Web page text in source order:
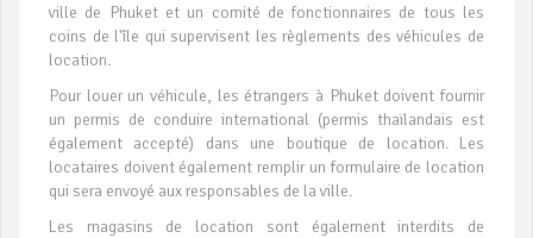
ville de Phuket et un comité de fonctionnaires de tous les
coins de l'île qui supervisent les règlements des véhicules de
location.
Pour louer un véhicule, les étrangers à Phuket doivent fournir
un permis de conduire international (permis thaïlandais est
également accepté) dans une boutique de location. Les
locataires doivent également remplir un formulaire de location
qui sera envoyé aux responsables de la ville.
Les magasins de location sont également interdits de